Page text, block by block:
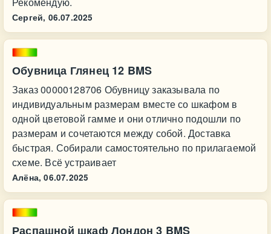
Сергей, 06.07.2025
Обувница Глянец 12 BMS
Заказ 00000128706 Обувницу заказывала по
индивидуальным размерам вместе со шкафом в
одной цветовой гамме и они отлично подошли по
размерам и сочетаются между собой. Доставка
быстрая. Собирали самостоятельно по прилагаемой
схеме. Всё устраивает
Алёна, 06.07.2025
Распашной шкаф Лондон 3 BMS